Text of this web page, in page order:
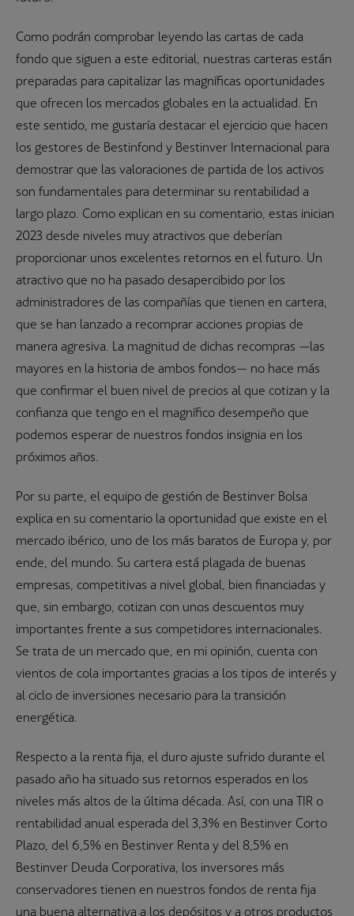
Como podrán comprobar leyendo las cartas de cada
fondo que siguen a este editorial, nuestras carteras están
preparadas para capitalizar las magníficas oportunidades
que ofrecen los mercados globales en la actualidad. En
este sentido, me gustaría destacar el ejercicio que hacen
los gestores de Bestinfond y Bestinver Internacional para
demostrar que las valoraciones de partida de los activos
son fundamentales para determinar su rentabilidad a
largo plazo. Como explican en su comentario, estas inician
2023 desde niveles muy atractivos que deberían
proporcionar unos excelentes retornos en el futuro. Un
atractivo que no ha pasado desapercibido por los
administradores de las compañías que tienen en cartera,
que se han lanzado a recomprar acciones propias de
manera agresiva. La magnitud de dichas recompras —las
mayores en la historia de ambos fondos— no hace más
que confirmar el buen nivel de precios al que cotizan y la
confianza que tengo en el magnífico desempeño que
podemos esperar de nuestros fondos insignia en los
próximos años.
Por su parte, el equipo de gestión de Bestinver Bolsa
explica en su comentario la oportunidad que existe en el
mercado ibérico, uno de los más baratos de Europa y, por
ende, del mundo. Su cartera está plagada de buenas
empresas, competitivas a nivel global, bien financiadas y
que, sin embargo, cotizan con unos descuentos muy
importantes frente a sus competidores internacionales.
Se trata de un mercado que, en mi opinión, cuenta con
vientos de cola importantes gracias a los tipos de interés y
al ciclo de inversiones necesario para la transición
energética.
Respecto a la renta fija, el duro ajuste sufrido durante el
pasado año ha situado sus retornos esperados en los
niveles más altos de la última década. Así, con una TIR o
rentabilidad anual esperada del 3,3% en Bestinver Corto
Plazo, del 6,5% en Bestinver Renta y del 8,5% en
Bestinver Deuda Corporativa, los inversores más
conservadores tienen en nuestros fondos de renta fija
una buena alternativa a los depósitos y a otros productos